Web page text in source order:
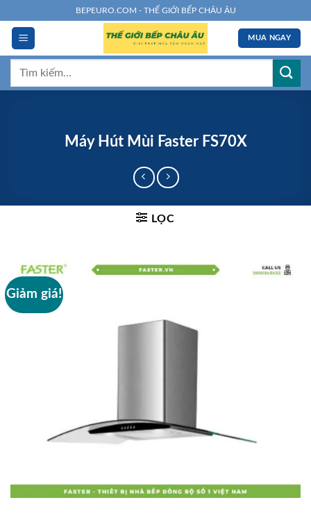
đến
dung
BEPEURO.COM - THẾ GIỚI BẾP CHÂU ÂU
MUA NGAY
Tìm
Máy Hút Mùi Faster FS70X
LỌC
Giảm giá!